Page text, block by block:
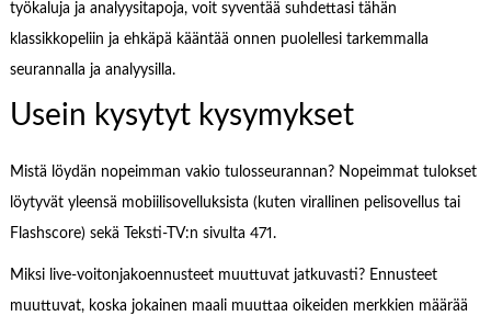
työkaluja ja analyysitapoja, voit syventää suhdettasi tähän
klassikkopeliin ja ehkäpä kääntää onnen puolellesi tarkemmalla
seurannalla ja analyysilla.
Usein kysytyt kysymykset
Mistä löydän nopeimman vakio tulosseurannan? Nopeimmat tulokset
löytyvät yleensä mobiilisovelluksista (kuten virallinen pelisovellus tai
Flashscore) sekä Teksti-TV:n sivulta 471.
Miksi live-voitonjakoennusteet muuttuvat jatkuvasti? Ennusteet
muuttuvat, koska jokainen maali muuttaa oikeiden merkkien määrää